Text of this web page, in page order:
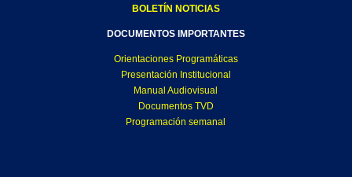
BOLETÍN NOTICIAS
DOCUMENTOS IMPORTANTES
Orientaciones Programáticas
Presentación Institucional
Manual Audiovisual
Documentos TVD
Programación semanal